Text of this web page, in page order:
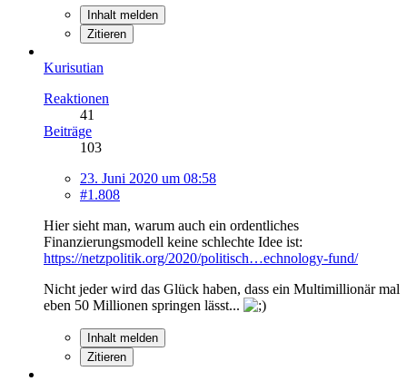
Inhalt melden
Zitieren
Kurisutian
Reaktionen
41
Beiträge
103
23. Juni 2020 um 08:58
#1.808
Hier sieht man, warum auch ein ordentliches
Finanzierungsmodell keine schlechte Idee ist:
https://netzpolitik.org/2020/politisch…echnology-fund/
Nicht jeder wird das Glück haben, dass ein Multimillionär mal
eben 50 Millionen springen lässt...
Inhalt melden
Zitieren